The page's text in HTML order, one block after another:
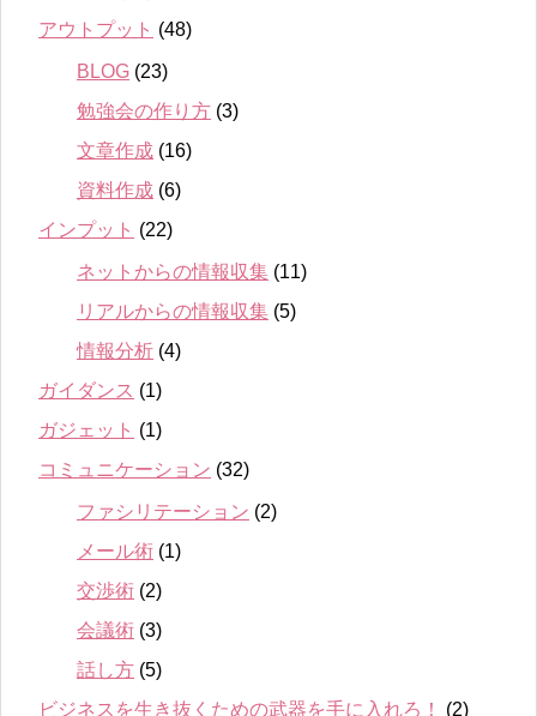
アウトプット (48)
BLOG (23)
勉強会の作り方 (3)
文章作成 (16)
資料作成 (6)
インプット (22)
ネットからの情報収集 (11)
リアルからの情報収集 (5)
情報分析 (4)
ガイダンス (1)
ガジェット (1)
コミュニケーション (32)
ファシリテーション (2)
メール術 (1)
交渉術 (2)
会議術 (3)
話し方 (5)
ビジネスを生き抜くための武器を手に入れろ！
(2)